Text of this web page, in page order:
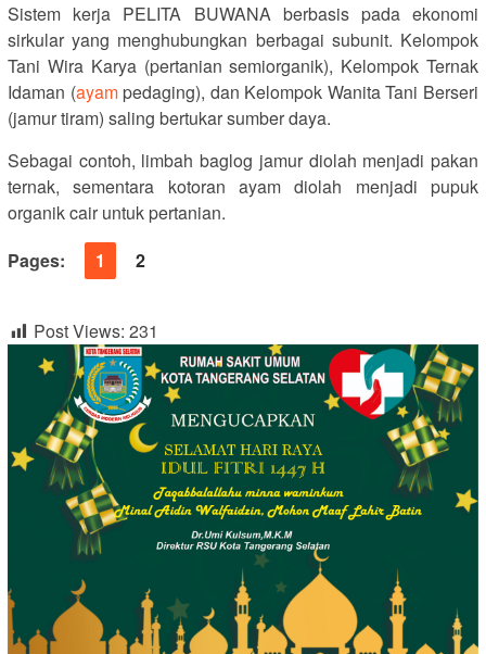
Sistem kerja PELITA BUWANA berbasis pada ekonomi
sirkular yang menghubungkan berbagai subunit. Kelompok
Tani Wira Karya (pertanian semiorganik), Kelompok Ternak
Idaman (ayampedaging), dan Kelompok Wanita Tani Berseri
(jamur tiram) saling bertukar sumber daya.
Sebagai contoh, limbah baglog jamur diolah menjadi pakan
ternak, sementara kotoran ayam diolah menjadi pupuk
organik cair untuk pertanian.
Pages:
1 2
Post Views: 231